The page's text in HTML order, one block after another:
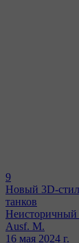
9
Новый 3D-
танков
Неисторичный
Ausf. M.
16 мая 2024 г.